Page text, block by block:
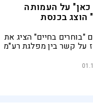
כאן" על העמותה
"בוחרים בחיים" הציג את
על קשר בין מפלגת רע"מ
והורים שכולים